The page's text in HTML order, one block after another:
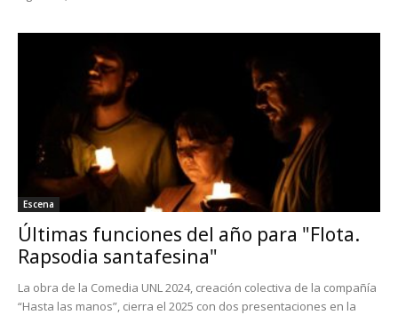
Escena
Últimas funciones del año para "Flota.
Rapsodia santafesina"
La obra de la Comedia UNL 2024, creación colectiva de la compañía
“Hasta las manos”, cierra el 2025 con dos presentaciones en la